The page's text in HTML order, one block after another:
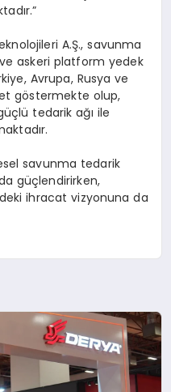
A.Ş., savunma
askeri platform yedek
Avrupa, Rusya ve
göstermekte olup,
tedarik ağı ile
savunma tedarik
güçlendirirken,
ihracat vizyonuna da